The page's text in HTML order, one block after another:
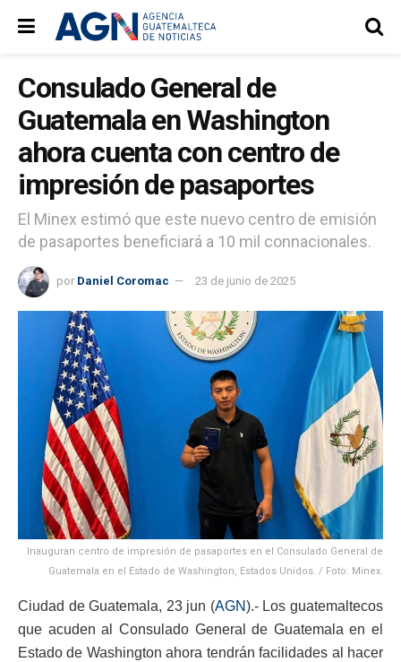
Consulado General de
Guatemala en Washington
ahora cuenta con centro de
impresión de pasaportes
El Minex estimó que este nuevo centro de emisión
de pasaportes beneficiará a 10 mil connacionales.
por Daniel Coromac 23 de junio de 2025
Inauguran centro de impresión de pasaportes en el Consulado General de
Guatemala en el Estado de Washington, Estados Unidos. / Foto: Minex.
Ciudad de Guatemala, 23 jun (AGN).- Los guatemaltecos
que acuden al Consulado General de Guatemala en el
Estado de Washington ahora tendrán facilidades al hacer